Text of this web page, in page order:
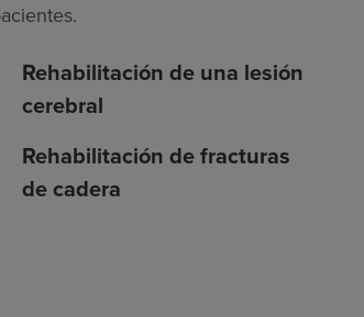
Rehabilitación de una lesión
cerebral
Rehabilitación de fracturas
de cadera